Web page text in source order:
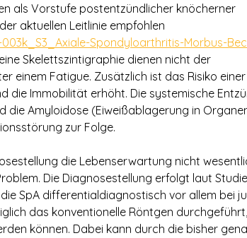
als Vorstufe postentzündlicher knöcherner
aktuellen Leitlinie empfohlen
Spondyloarthritis-Morbus-
Skelettszintigraphie dienen nicht der
einem Fatigue. Zusätzlich ist das Risiko einer
die Immobilität erhöht. Die systemische
Amyloidose (Eiweißablagerung in
zur Folge.
die Lebenserwartung nicht
Die Diagnosestellung erfolgt laut
SpA differentialdiagnostisch vor allem bei
das konventionelle Röntgen
können. Dabei kann durch die bisher